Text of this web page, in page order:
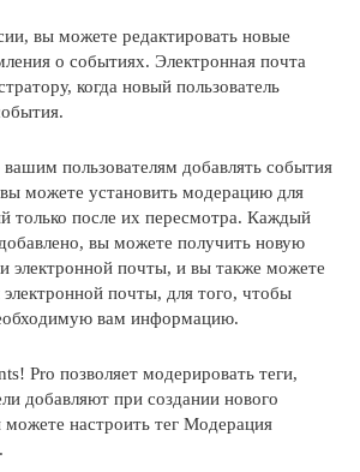
вы можете редактировать новые
о событиях. Электронная почта
когда новый пользователь
вашим пользователям добавлять события
можете установить модерацию для
только после их пересмотра. Каждый
вы можете получить новую
электронной почты, и вы также можете
почты, для того, чтобы
вам информацию.
Pro позволяет модерировать теги,
добавляют при создании нового
настроить тег Модерация